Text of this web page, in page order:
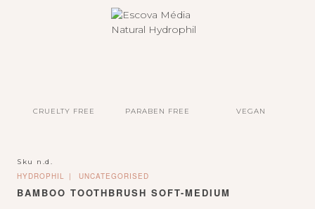
CRUELTY FREE PARABEN FREE VEGAN
Sku n.d.
HYDROPHIL UNCATEGORISED
BAMBOO TOOTHBRUSH SOFT-MEDIUM